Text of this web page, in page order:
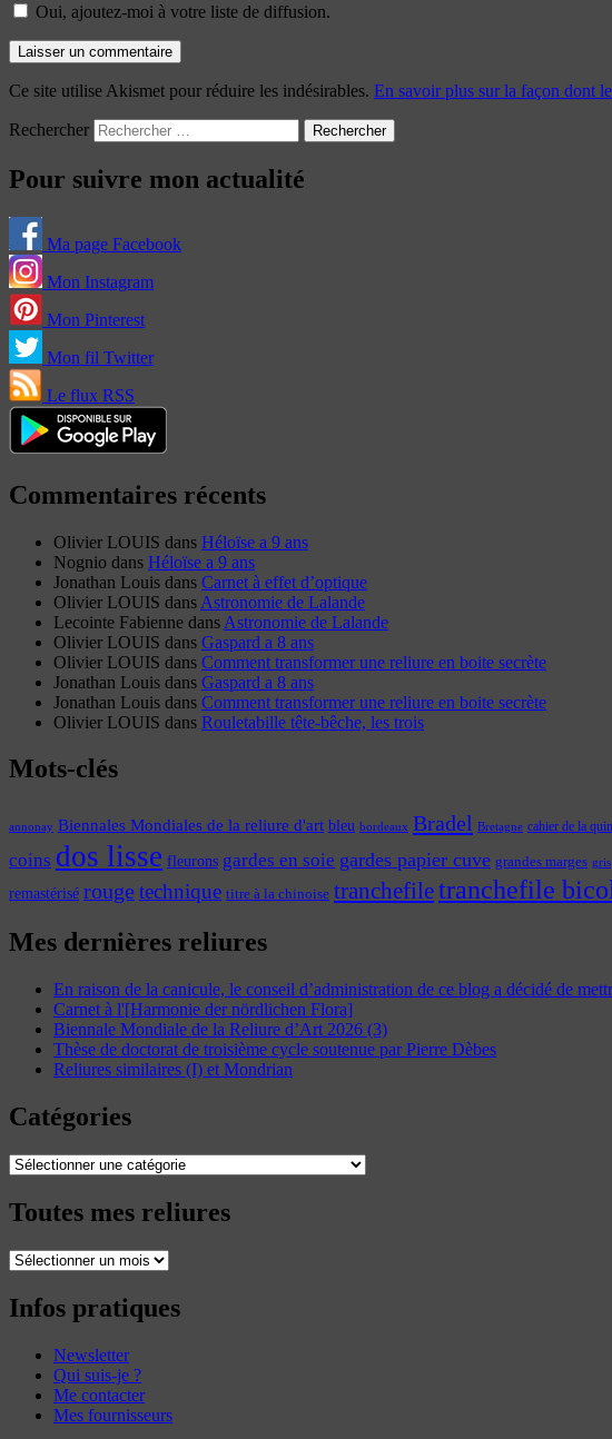
Oui, ajoutez-moi à votre liste de diffusion.
Ce site utilise Akismet pour réduire les indésirables. En savoir plus sur la façon dont
Rechercher
Pour suivre mon actualité
Ma page Facebook
Mon Instagram
Mon Pinterest
Mon fil Twitter
Le flux RSS
Commentaires récents
Olivier LOUIS dans Héloïse a 9 ans
Nognio dans Héloïse a 9 ans
Jonathan Louis dans Carnet à effet d’optique
Olivier LOUIS dans Astronomie de Lalande
Lecointe Fabienne dans Astronomie de Lalande
Olivier LOUIS dans Gaspard a 8 ans
Olivier LOUIS dans Comment transformer une reliure en boite secrète
Jonathan Louis dans Gaspard a 8 ans
Jonathan Louis dans Comment transformer une reliure en boite secrète
Olivier LOUIS dans Rouletabille tête-bêche, les trois
Mots-clés
annonay Biennales Mondiales de la reliure d'art bleu bordeaux Bradel Bretagne cahier de la
coins dos lisse fleurons gardes en soie gardes papier cuve grandes marges gris
remastérisé rougetechnique titre à la chinoise tranchefiletranchefile
Mes dernières reliures
En raison de la canicule, le conseil d’administration de ce blog a décidé de
Carnet à l'[Harmonie der nördlichen Flora]
Biennale Mondiale de la Reliure d’Art 2026 (3)
Thèse de doctorat de troisième cycle soutenue par Pierre Dèbes
Reliures similaires (I) et Mondrian
Catégories
Catégories
Toutes mes reliures
Toutes
reliures
Infos pratiques
Newsletter
Qui suis-je ?
Me contacter
Mes fournisseurs